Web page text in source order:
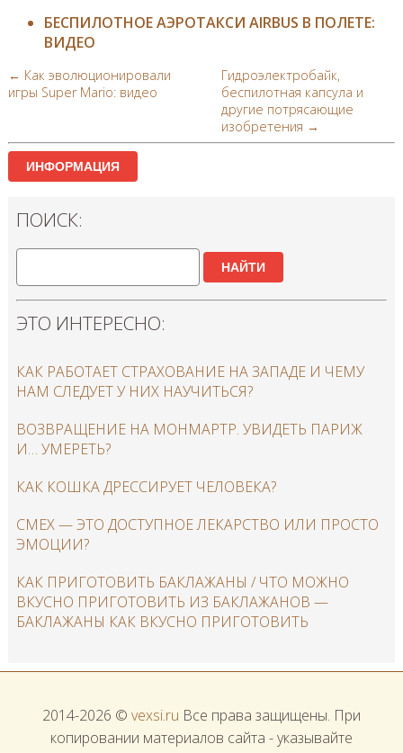
БЕСПИЛОТНОЕ АЭРОТАКСИ AIRBUS В ПОЛЕТЕ:
ВИДЕО
← Как эволюционировали
игры Super Mario: видео
Гидроэлектробайк,
беспилотная капсула и
другие потрясающие
изобретения →
ИНФОРМАЦИЯ
ПОИСК:
НАЙТИ
ЭТО ИНТЕРЕСНО:
КАК РАБОТАЕТ СТРАХОВАНИЕ НА ЗАПАДЕ И ЧЕМУ
НАМ СЛЕДУЕТ У НИХ НАУЧИТЬСЯ?
ВОЗВРАЩЕНИЕ НА МОНМАРТР. УВИДЕТЬ ПАРИЖ
И… УМЕРЕТЬ?
КАК КОШКА ДРЕССИРУЕТ ЧЕЛОВЕКА?
СМЕХ — ЭТО ДОСТУПНОЕ ЛЕКАРСТВО ИЛИ ПРОСТО
ЭМОЦИИ?
КАК ПРИГОТОВИТЬ БАКЛАЖАНЫ / ЧТО МОЖНО
ВКУСНО ПРИГОТОВИТЬ ИЗ БАКЛАЖАНОВ —
БАКЛАЖАНЫ КАК ВКУСНО ПРИГОТОВИТЬ
2014-2026 © vexsi.ru Все права защищены. При
копировании материалов сайта - указывайте